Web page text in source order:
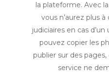
la plateforme. Avec
vous n’aurez plus
judiciaires en cas
pouvez copier les
publier sur des pages,
service ne